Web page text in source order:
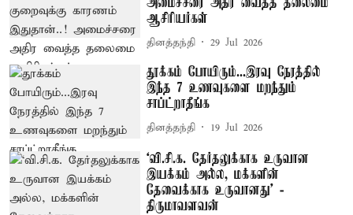
அமைச்சரை அதிர வைத்த தலைமை
ஆசிரியர்கள்
தினத்தந்தி 29 Jul 2026
தூக்கம் போயிரும்...இரவு நேரத்தில்
இந்த 7 உணவுகளை மறந்தும்
சாப்ட்றாதீங்க
தினத்தந்தி 19 Jul 2026
‘வி.சி.க. தேர்தலுக்காக உருவான
இயக்கம் அல்ல, மக்களின்
தேவைக்காக உருவானது’ -
திருமாவளவன்